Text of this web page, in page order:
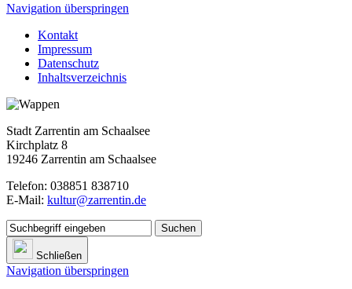
Navigation überspringen
Kontakt
Impressum
Datenschutz
Inhaltsverzeichnis
Stadt Zarrentin am Schaalsee
Kirchplatz 8
19246 Zarrentin am Schaalsee
Telefon: 038851 838710
E-Mail: kultur@zarrentin.de
Suchen
Schließen
Navigation überspringen